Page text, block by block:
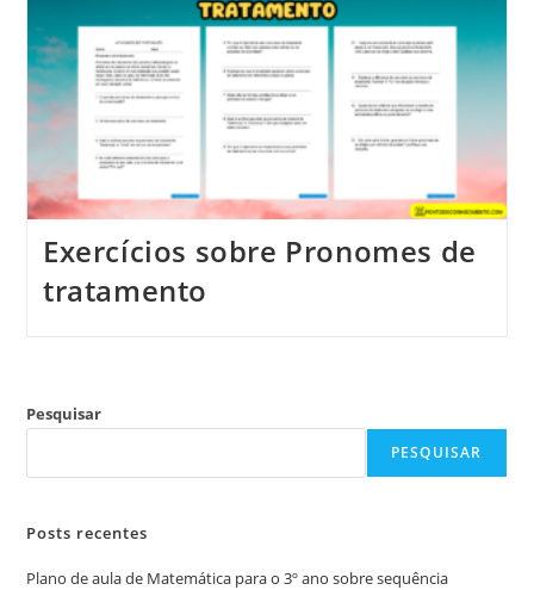
Exercícios sobre Pronomes de
tratamento
Pesquisar
PESQUISAR
Posts recentes
Plano de aula de Matemática para o 3º ano sobre sequência